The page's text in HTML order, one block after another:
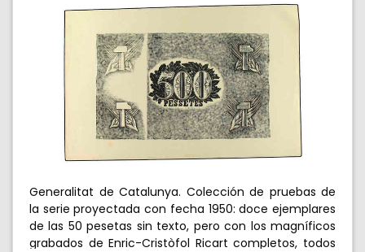
Generalitat de Catalunya. Colección de pruebas de
la serie proyectada con fecha 1950: doce ejemplares
de las 50 pesetas sin texto, pero con los magníficos
grabados de Enric-Cristòfol Ricart completos, todos